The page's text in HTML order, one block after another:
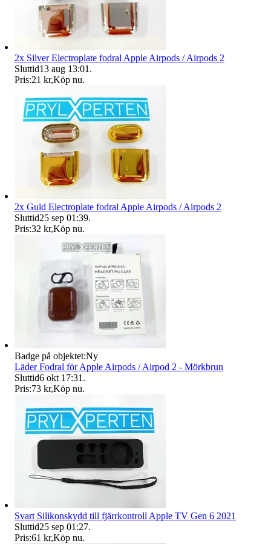
2x Silver Electroplate fodral Apple Airpods / Airpods 2
Sluttid13 aug 13:01 .
Pris:21 kr,Köp nu.
2x Guld Electroplate fodral Apple Airpods / Airpods 2
Sluttid25 sep 01:39.
Pris:32 kr,Köp nu.
Badge på objektet:Ny
Läder Fodral för Apple Airpods / Airpod 2 - Mörkbrun
Sluttid6 okt 17:31 .
Pris:73 kr,Köp nu.
Svart Silikonskydd till fjärrkontroll Apple TV Gen 6 2021
Sluttid25 sep 01:27.
Pris:61 kr,Köp nu.